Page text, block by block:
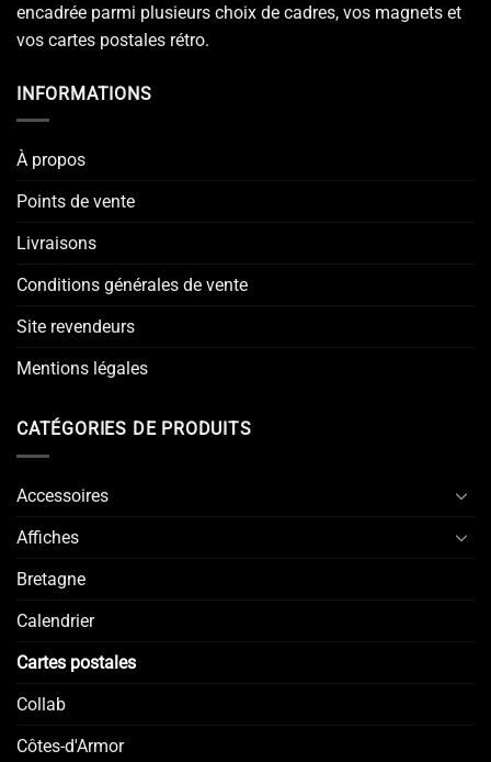
encadrée parmi plusieurs choix de cadres, vos magnets et
vos cartes postales rétro.
INFORMATIONS
À propos
Points de vente
Livraisons
Conditions générales de vente
Site revendeurs
Mentions légales
CATÉGORIES DE PRODUITS
Accessoires
Affiches
Bretagne
Calendrier
Cartes postales
Collab
Côtes-d'Armor